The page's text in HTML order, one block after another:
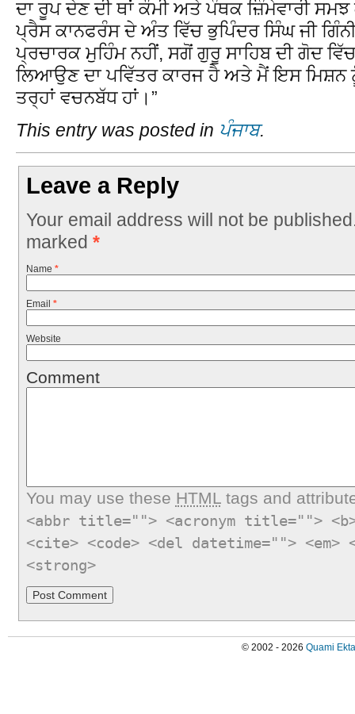
ਦਾ ਰੂਪ ਦੇਣ ਦੀ ਥਾਂ ਕੌਮੀ ਅਤੇ ਪੰਥਕ ਜ਼ਿੰਮੇਵਾਰੀ
ਪ੍ਰੈਸ ਕਾਨਫਰੰਸ ਦੇ ਅੰਤ ਵਿੱਚ ਭੁਪਿੰਦਰ ਸਿੰਘ ਜੀ
ਪ੍ਰਚਾਰਕ ਮੁਹਿੰਮ ਨਹੀਂ, ਸਗੋਂ ਗੁਰੂ ਸਾਹਿਬ ਦੀ ਗੋਦ
ਲਿਆਉਣ ਦਾ ਪਵਿੱਤਰ ਕਾਰਜ ਹੈ ਅਤੇ ਮੈਂ ਇਸ
ਤਰ੍ਹਾਂ ਵਚਨਬੱਧ ਹਾਂ।”
This entry was posted in ਪੰਜਾਬ.
Leave a Reply
Your email address will not be
marked *
Name *
Email *
Website
Comment
You may use these HTMLtags and
<abbr title=""> <acronym title="">
<cite> <code> <del datetime="">
<strong>
© 2002 - 2026 Quami